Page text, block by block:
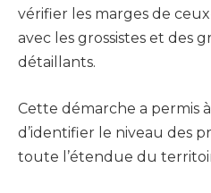
vérifier les marges de
avec les grossistes et des
détaillants.
Cette démarche a permis
d’identifier le niveau des
toute l’étendue du